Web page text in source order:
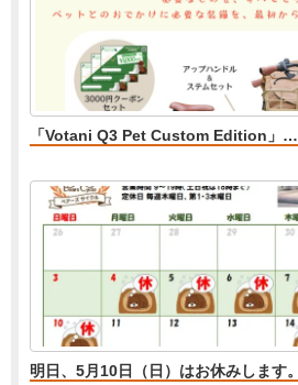
「Votani Q3 Pet Custom Edition」…
明日、5月10日（日）はお休みします。